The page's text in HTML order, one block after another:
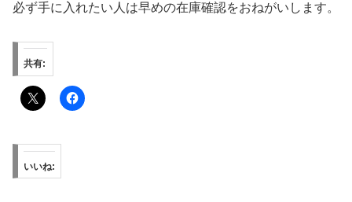
必ず手に入れたい人は早めの在庫確認をおねがいします。
共有:
いいね: